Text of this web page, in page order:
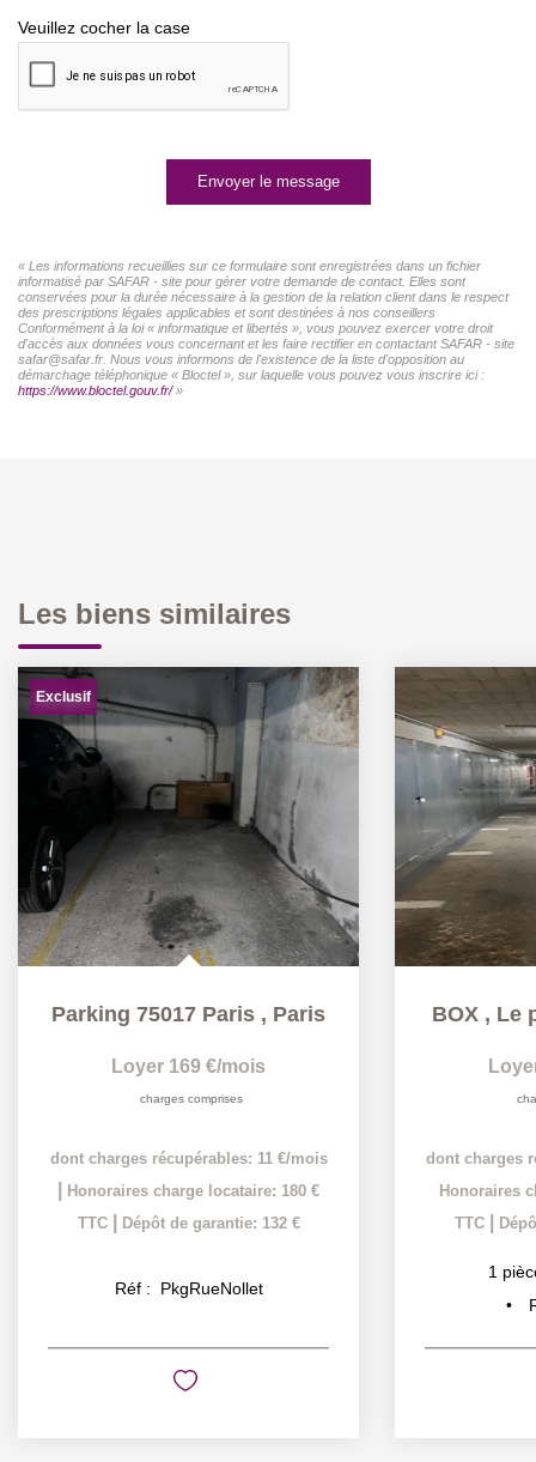
Veuillez cocher la case
Envoyer le message
« Les informations recueillies sur ce formulaire sont enregistrées dans un fichier
informatisé par SAFAR - site pour gérer votre demande de contact. Elles sont
conservées pour la durée nécessaire à la gestion de la relation client dans le respect
des prescriptions légales applicables et sont destinées à nos conseillers
Conformément à la loi « informatique et libertés », vous pouvez exercer votre droit
d'accès aux données vous concernant et les faire rectifier en contactant SAFAR - site
safar@safar.fr. Nous vous informons de l'existence de la liste d'opposition au
démarchage téléphonique « Bloctel », sur laquelle vous pouvez vous inscrire ici :
https://www.bloctel.gouv.fr/»
Les biens similaires
Exclusif
Parking 75017 Paris , Paris
Loyer 169 €/mois
charges comprises
dont charges récupérables: 11 €/mois
Honoraires charge locataire: 180 €
TTC
Dépôt de garantie: 132 €
Réf : PkgRueNollet
BOX , Le
dont charges
Honoraires
TTC
1